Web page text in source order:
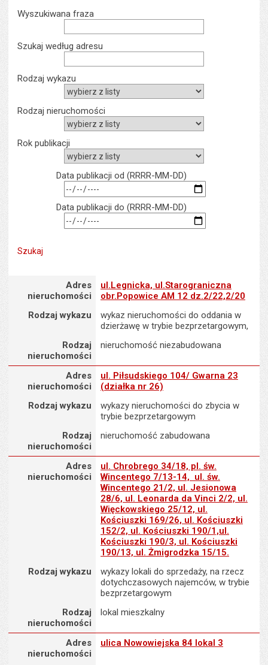
Wyszukiwarka
Wyszukiwana fraza
Szukaj według adresu
Rodzaj wykazu
Rodzaj nieruchomości
rok publikacji
Data publikacji od (RRRR-MM-DD)
Data publikacji do (RRRR-MM-DD)
Adres nieruchomości
Adres
nieruchomości
ul.Legnicka, ul.Starograniczna
obr.Popowice AM 12 dz.2/22,2/20
Rodzaj wykazu
wykaz nieruchomości do oddania w
dzierżawę w trybie bezprzetargowym,
Rodzaj
nieruchomości
nieruchomość niezabudowana
Adres nieruchomości
Adres
nieruchomości
ul. Piłsudskiego 104/ Gwarna 23
(działka nr 26)
Rodzaj wykazu
wykazy nieruchomości do zbycia w
trybie bezprzetargowym
Rodzaj
nieruchomości
nieruchomość zabudowana
Adres nieruchomości
Adres
nieruchomości
ul. Chrobrego 34/18, pl. św.
Wincentego 7/13-14, ul. św.
Wincentego 21/2, ul. Jesionowa
28/6, ul. Leonarda da Vinci 2/2, ul.
Więckowskiego 25/12, ul.
Kościuszki 169/26, ul. Kościuszki
152/2, ul. Kościuszki 190/1,ul.
Kościuszki 190/3, ul. Kościuszki
190/13, ul. Żmigrodzka 15/15.
Rodzaj wykazu
wykazy lokali do sprzedaży, na rzecz
dotychczasowych najemców, w trybie
bezprzetargowym
Rodzaj
nieruchomości
lokal mieszkalny
Adres nieruchomości
Adres
nieruchomości
ulica Nowowiejska 84 lokal 3